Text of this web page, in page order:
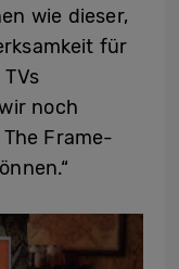
wie dieser,
für
noch
Frame-